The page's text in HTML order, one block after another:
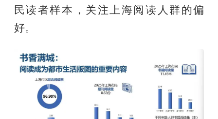
民读者样本，关注上海阅读人群的偏
好。